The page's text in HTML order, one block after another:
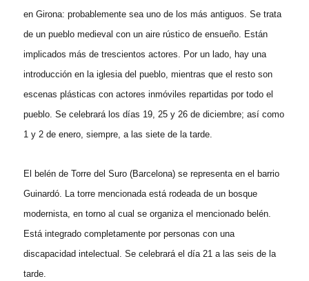
en Girona: probablemente sea uno de los más antiguos. Se trata
de un pueblo medieval con un aire rústico de ensueño. Están
implicados más de trescientos actores. Por un lado, hay una
introducción en la iglesia del pueblo, mientras que el resto son
escenas plásticas con actores inmóviles repartidas por todo el
pueblo. Se celebrará los días 19, 25 y 26 de diciembre; así como
1 y 2 de enero, siempre, a las siete de la tarde.
El belén de Torre del Suro (Barcelona) se representa en el barrio
Guinardó. La torre mencionada está rodeada de un bosque
modernista, en torno al cual se organiza el mencionado belén.
Está integrado completamente por personas con una
discapacidad intelectual. Se celebrará el día 21 a las seis de la
tarde.